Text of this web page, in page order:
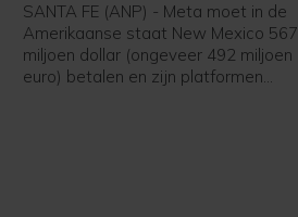
SANTA FE (ANP) - Meta moet in de
Amerikaanse staat New Mexico 567
miljoen dollar (ongeveer 492 miljoen
euro) betalen en zijn platformen